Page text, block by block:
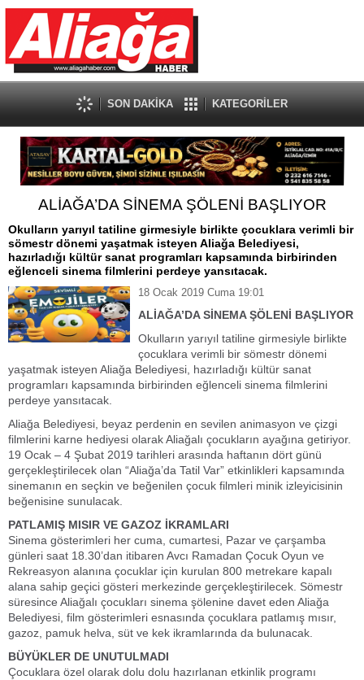
SON DAKİKA KATEGORİLER
ALİAĞA’DA SİNEMA ŞÖLENİ BAŞLIYOR
Okulların yarıyıl tatiline girmesiyle birlikte çocuklara verimli bir
sömestr dönemi yaşatmak isteyen Aliağa Belediyesi,
hazırladığı kültür sanat programları kapsamında birbirinden
eğlenceli sinema filmlerini perdeye yansıtacak.
18 Ocak 2019 Cuma 19:01
ALİAĞA’DA SİNEMA ŞÖLENİ BAŞLIYOR
Okulların yarıyıl tatiline girmesiyle birlikte
çocuklara verimli bir sömestr dönemi
yaşatmak isteyen Aliağa Belediyesi, hazırladığı kültür sanat
programları kapsamında birbirinden eğlenceli sinema filmlerini
perdeye yansıtacak.
Aliağa Belediyesi, beyaz perdenin en sevilen animasyon ve çizgi
filmlerini karne hediyesi olarak Aliağalı çocukların ayağına getiriyor.
19 Ocak – 4 Şubat 2019 tarihleri arasında haftanın dört günü
gerçekleştirilecek olan “Aliağa’da Tatil Var” etkinlikleri kapsamında
sinemanın en seçkin ve beğenilen çocuk filmleri minik izleyicisinin
beğenisine sunulacak.
PATLAMIŞ MISIR VE GAZOZ İKRAMLARI
Sinema gösterimleri her cuma, cumartesi, Pazar ve çarşamba
günleri saat 18.30’dan itibaren Avcı Ramadan Çocuk Oyun ve
Rekreasyon alanına çocuklar için kurulan 800 metrekare kapalı
alana sahip geçici gösteri merkezinde gerçekleştirilecek. Sömestr
süresince Aliağalı çocukları sinema şölenine davet eden Aliağa
Belediyesi, film gösterimleri esnasında çocuklara patlamış mısır,
gazoz, pamuk helva, süt ve kek ikramlarında da bulunacak.
BÜYÜKLER DE UNUTULMADI
Çocuklara özel olarak dolu dolu hazırlanan etkinlik programı